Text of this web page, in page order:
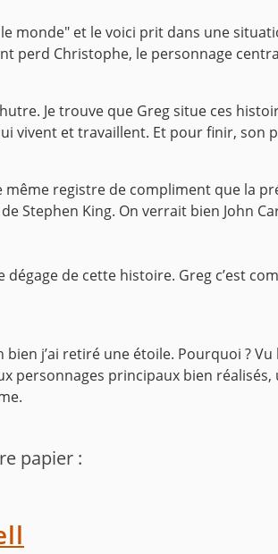
monde" et le voici prit dans une
perd Christophe, le personnage
Je trouve que Greg situe ces
vivent et travaillent. Et pour finir,
même registre de compliment que la
Stephen King. On verrait bien John
de cette histoire. Greg c’est
j’ai retiré une étoile. Pourquoi ?
personnages principaux bien
papier :